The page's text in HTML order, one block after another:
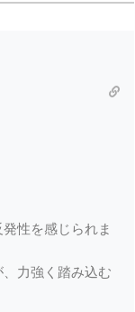
性を感じられま
力強く踏み込む